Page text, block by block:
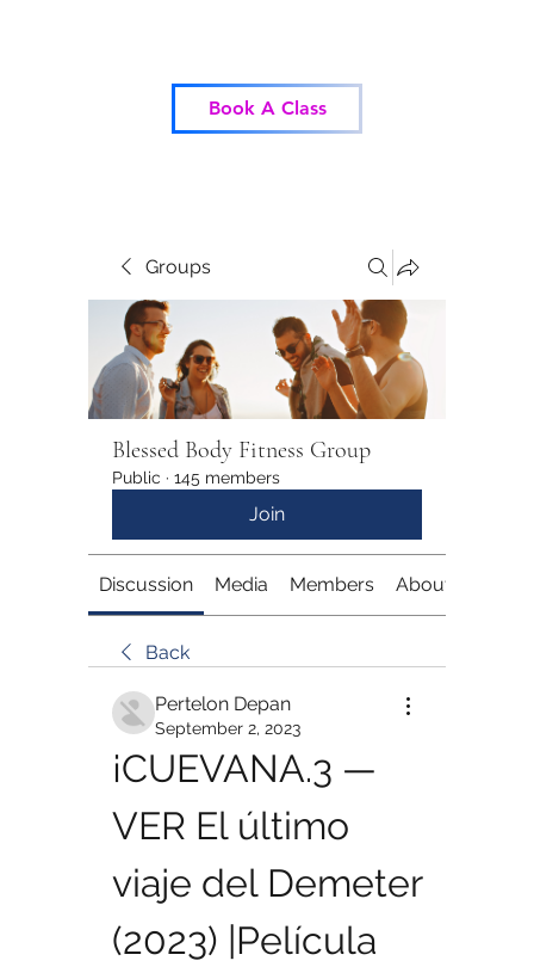
Book A Class
Groups
Blessed Body Fitness Group
Public · 145 members
Join
Discussion Media Members About
Back
Pertelon Depan
September 2, 2023
¡CUEVANA.3 —
VER El último
viaje del Demeter
(2023) |Película